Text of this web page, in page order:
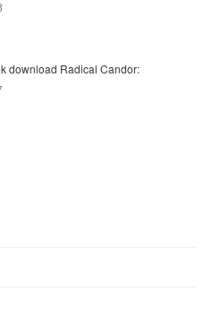
download Radical Candor: